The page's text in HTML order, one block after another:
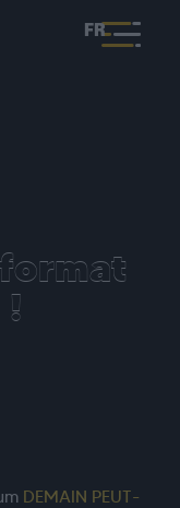
FR
!
DEMAIN PEUT-